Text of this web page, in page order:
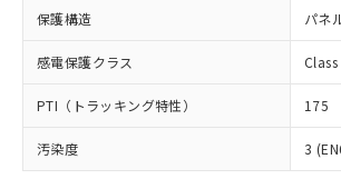
保護構造 パネ
感電保護クラス Class
PTI（トラッキング特性） 175
汚染度 3
および当社の共同利用者が
品・サービスに関するお客
引・商談に必要な範囲で利用
※当社の共同利用者とは、"
の
用者の範囲」に記載されて
下記の非含有証明書をダウンロー
とができます。
EU RoHS指令（10物質）の非含有
51物質の非含有証明書（当社基準
※本証明書は発行日時点で非含有
るもので、過去に遡って非含有を
キ